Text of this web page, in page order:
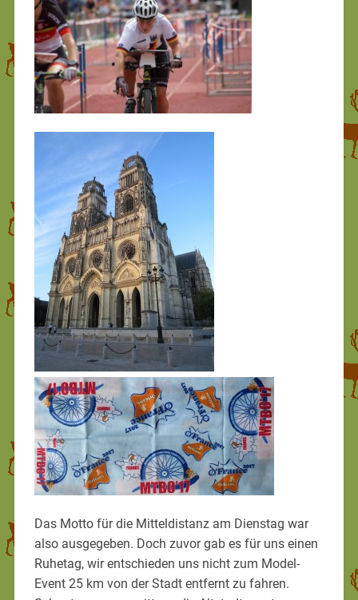
Das Motto für die Mitteldistanz am Dienstag war
also ausgegeben. Doch zuvor gab es für uns einen
Ruhetag, wir entschieden uns nicht zum Model-
Event 25 km von der Stadt entfernt zu fahren.